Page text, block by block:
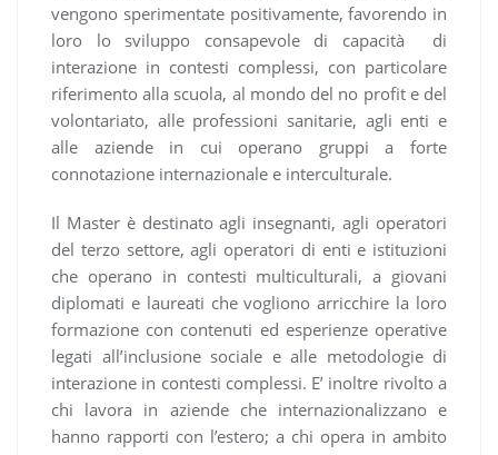
vengono sperimentate positivamente, favorendo in
loro lo sviluppo consapevole di capacità di
interazione in contesti complessi, con particolare
riferimento alla scuola, al mondo del no profit e del
volontariato, alle professioni sanitarie, agli enti e
alle aziende in cui operano gruppi a forte
connotazione internazionale e interculturale.
Il Master è destinato agli insegnanti, agli operatori
del terzo settore, agli operatori di enti e istituzioni
che operano in contesti multiculturali, a giovani
diplomati e laureati che vogliono arricchire la loro
formazione con contenuti ed esperienze operative
legati all’inclusione sociale e alle metodologie di
interazione in contesti complessi. E’ inoltre rivolto a
chi lavora in aziende che internazionalizzano e
hanno rapporti con l’estero; a chi opera in ambito